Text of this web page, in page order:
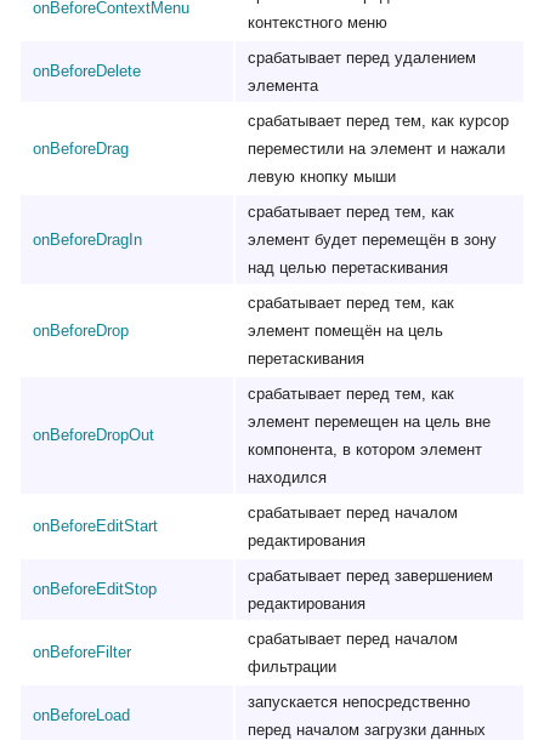
onBeforeContextMenu
контекстного меню
onBeforeDelete
срабатывает перед удалением
элемента
onBeforeDrag
срабатывает перед тем, как курсор
переместили на элемент и нажали
левую кнопку мыши
onBeforeDragIn
срабатывает перед тем, как
элемент будет перемещён в зону
над целью перетаскивания
onBeforeDrop
срабатывает перед тем, как
элемент помещён на цель
перетаскивания
onBeforeDropOut
срабатывает перед тем, как
элемент перемещен на цель вне
компонента, в котором элемент
находился
onBeforeEditStart
срабатывает перед началом
редактирования
onBeforeEditStop
срабатывает перед завершением
редактирования
onBeforeFilter
срабатывает перед началом
фильтрации
onBeforeLoad
запускается непосредственно
перед началом загрузки данных